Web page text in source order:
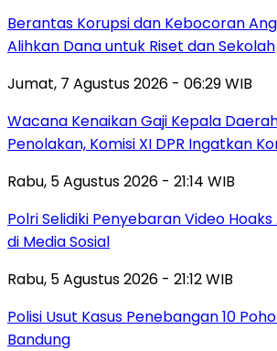
Berantas Korupsi dan Kebocoran
Alihkan Dana untuk Riset dan Sekolah
Jumat, 7 Agustus 2026 - 06:29 WIB
Wacana Kenaikan Gaji Kepala
Penolakan, Komisi XI DPR Ingatkan
Rabu, 5 Agustus 2026 - 21:14 WIB
Polri Selidiki Penyebaran Video
di Media Sosial
Rabu, 5 Agustus 2026 - 21:12 WIB
Polisi Usut Kasus Penebangan 10
Bandung